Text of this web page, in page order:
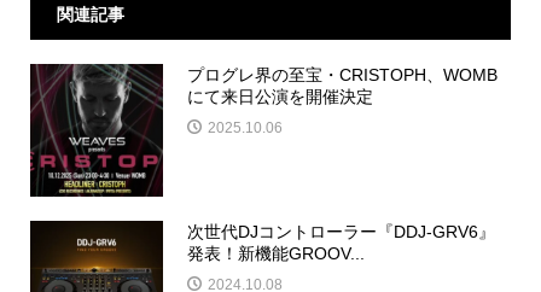
関連記事
プログレ界の至宝・CRISTOPH、WOMB
にて来日公演を開催決定
2025.10.06
次世代DJコントローラー『DDJ-GRV6』
発表！新機能GROOV...
2024.10.08